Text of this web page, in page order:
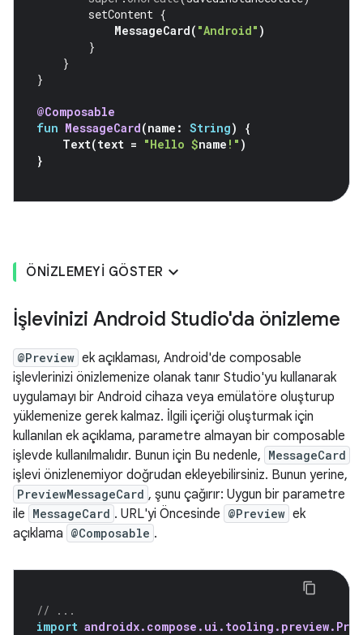
setContent {
MessageCard( "Android" )
}
}
}
@Composable
fun MessageCard(name : String)
{
Text(text = "Hello $name !" )
}
ÖNIZLEMEYI GÖSTER
İşlevinizi Android Studio'da önizleme
@Preview ek açıklaması, Android'de composable
işlevlerinizi önizlemenize olanak tanır Studio'yu kullanarak
uygulamayı bir Android cihaza veya emülatöre oluşturup
yüklemenize gerek kalmaz. İlgili içeriği oluşturmak için
kullanılan ek açıklama, parametre almayan bir composable
işlevde kullanılmalıdır. Bunun için Bu nedenle, MessageCard
işlevi önizlenemiyor doğrudan ekleyebilirsiniz. Bunun yerine,
PreviewMessageCard , şunu çağırır: Uygun bir parametre
ile MessageCard . URL'yi Öncesinde @Preview ek
açıklama @Composable .
// ...
import